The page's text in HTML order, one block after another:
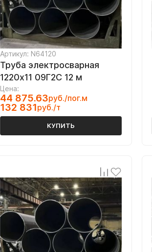
Артикул: N64120
Труба электросварная
1220х11 09Г2С 12 м
Цена:
44 875.63руб./пог.м
132 831руб./т
КУПИТЬ